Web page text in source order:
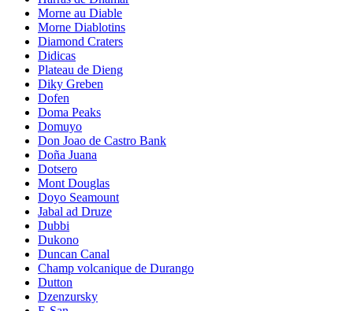
Morne au Diable
Morne Diablotins
Diamond Craters
Didicas
Plateau de Dieng
Diky Greben
Dofen
Doma Peaks
Domuyo
Don Joao de Castro Bank
Doña Juana
Dotsero
Mont Douglas
Doyo Seamount
Jabal ad Druze
Dubbi
Dukono
Duncan Canal
Champ volcanique de Durango
Dutton
Dzenzursky